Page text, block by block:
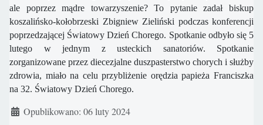
ale poprzez mądre towarzyszenie? To pytanie zadał biskup
koszalińsko-kołobrzeski Zbigniew Zieliński podczas konferencji
poprzedzającej Światowy Dzień Chorego. Spotkanie odbyło się 5
lutego w jednym z usteckich sanatoriów. Spotkanie
zorganizowane przez diecezjalne duszpasterstwo chorych i służby
zdrowia, miało na celu przybliżenie orędzia papieża Franciszka
na 32. Światowy Dzień Chorego.
Szczegóły
Opublikowano: 06 luty 2024